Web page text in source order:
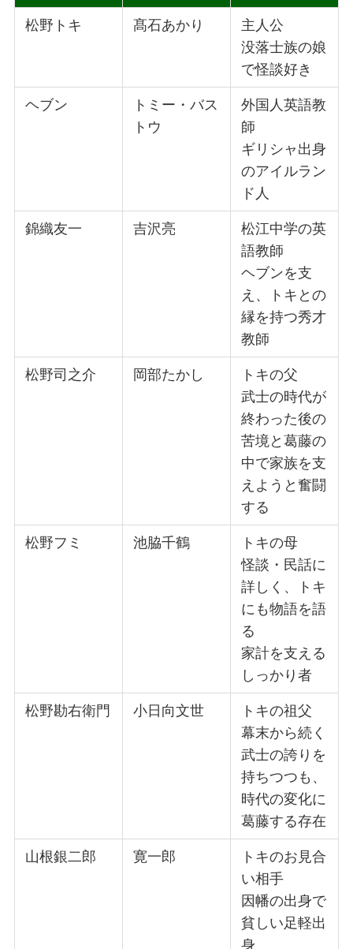
松野トキ 髙石あかり
主人公
没落士族の娘
で怪談好き
ヘブン
トミー・バス
トウ
外国人英語教
師
ギリシャ出身
のアイルラン
ド人
錦織友一 吉沢亮
松江中学の英
語教師
ヘブンを支
え、トキとの
縁を持つ秀才
教師
松野司之介 岡部たかし
トキの父
武士の時代が
終わった後の
苦境と葛藤の
中で家族を支
えようと奮闘
する
松野フミ 池脇千鶴
トキの母
怪談・民話に
詳しく、トキ
にも物語を語
る
家計を支える
しっかり者
松野勘右衛門 小日向文世
トキの祖父
幕末から続く
武士の誇りを
持ちつつも、
時代の変化に
葛藤する存在
山根銀二郎 寛一郎
トキのお見合
い相手
因幡の出身で
貧しい足軽出
身